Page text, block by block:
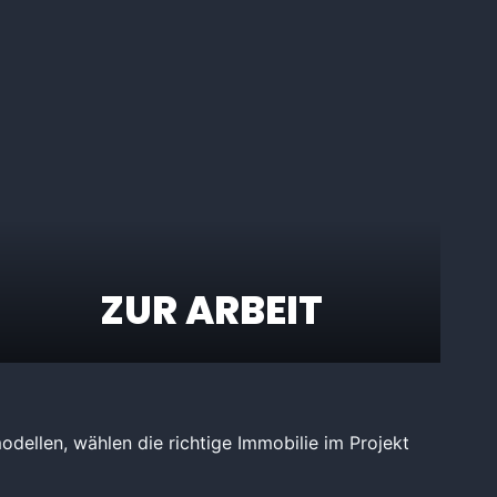
ZUR ARBEIT
wählen die richtige Immobilie im Projekt